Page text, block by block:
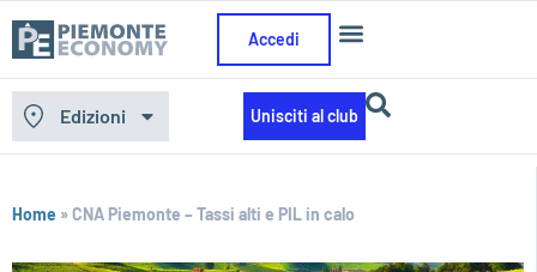
Accedi
Edizioni Unisciti al club
Home »CNA Piemonte – Tassi alti e PIL in calo